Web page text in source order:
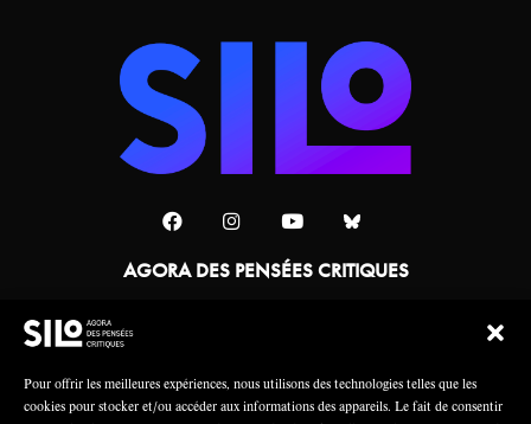
Pour offrir les meilleures expériences, nous utilisons des technologies telles que les
cookies pour stocker et/ou accéder aux informations des appareils. Le fait de consentir
AGORA DES PENSÉES CRITIQUES